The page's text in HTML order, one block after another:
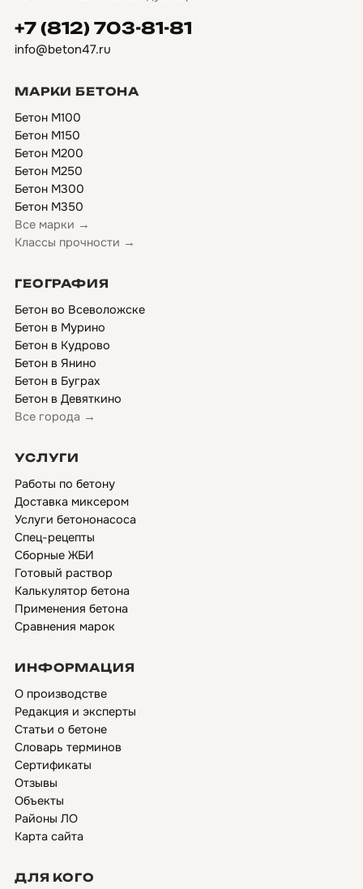
+7 (812) 703-81-81
info@beton47.ru
МАРКИ БЕТОНА
Бетон М100
Бетон М150
Бетон М200
Бетон М250
Бетон М300
Бетон М350
Все марки →
Классы прочности →
ГЕОГРАФИЯ
Бетон во Всеволожске
Бетон в Мурино
Бетон в Кудрово
Бетон в Янино
Бетон в Буграх
Бетон в Девяткино
Все города →
УСЛУГИ
Работы по бетону
Доставка миксером
Услуги бетононасоса
Спец-рецепты
Сборные ЖБИ
Готовый раствор
Калькулятор бетона
Применения бетона
Сравнения марок
ИНФОРМАЦИЯ
О производстве
Редакция и эксперты
Статьи о бетоне
Словарь терминов
Сертификаты
Отзывы
Объекты
Районы ЛО
Карта сайта
ДЛЯ КОГО